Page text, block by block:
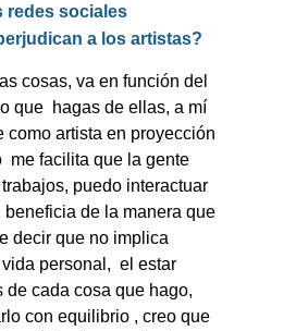
redes sociales
a los artistas?
cosas, va en función del
que hagas de ellas, a mí
como artista en proyección
me facilita que la gente
puedo interactuar
de la manera que
decir que no implica
personal, el estar
de cada cosa que hago,
con equilibrio , creo que